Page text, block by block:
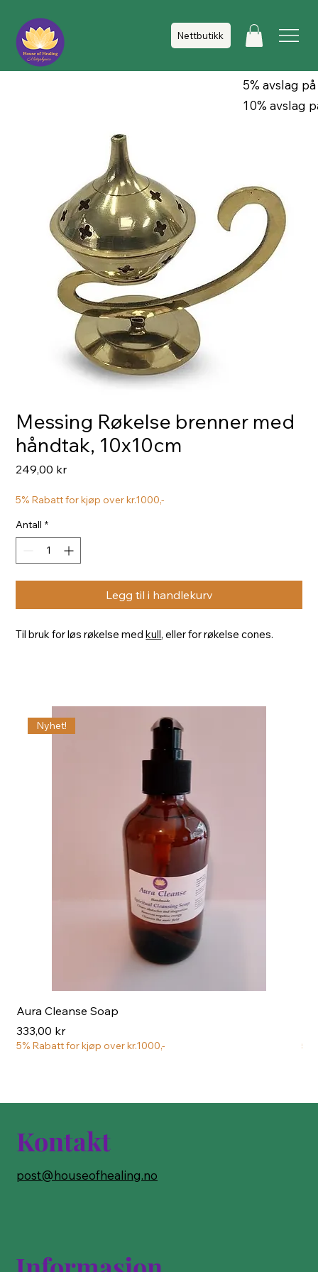
Nettbutikk
Messing Røkelse brenner med
håndtak, 10x10cm
249,00 krPris
5% Rabatt for kjøp over kr.1000,-
Antall *
Legg til i handlekurv
Til bruk for løs røkelse medkull, eller for røkelse cones.
Nyhet!
Aura Cleanse Soap
Pris
333,00 kr
5% Rabatt for kjøp over kr.1000,-
Kontakt
post@houseofhealing.no
5% avslag
10% avslag